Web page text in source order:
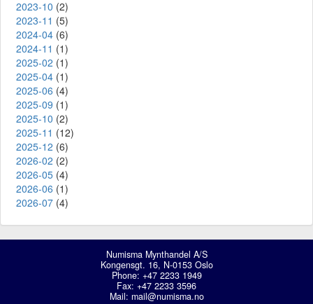
2023-10 (2)
2023-11 (5)
2024-04 (6)
2024-11 (1)
2025-02 (1)
2025-04 (1)
2025-06 (4)
2025-09 (1)
2025-10 (2)
2025-11 (12)
2025-12 (6)
2026-02 (2)
2026-05 (4)
2026-06 (1)
2026-07 (4)
Numisma Mynthandel A/S
Kongensgt. 16, N-0153 Oslo
Phone: +47 2233 1949
Fax: +47 2233 3596
Mail: mail@numisma.no